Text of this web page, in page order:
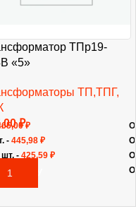
ТПр19-
«5»
ТП,ТПГ,
₽
КОРЗИНУ
₽
- 445,98 ₽
- 425,59 ₽